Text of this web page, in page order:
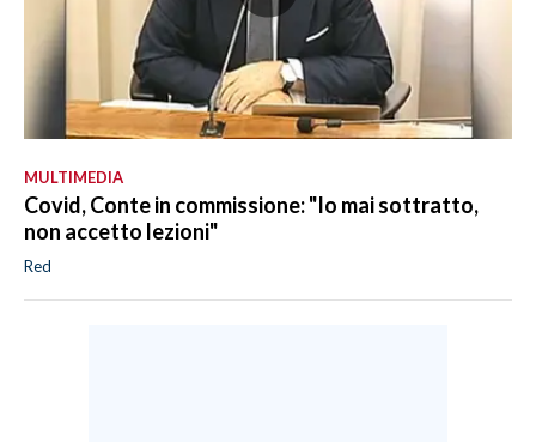
MULTIMEDIA
Covid, Conte in commissione: "Io mai sottratto,
non accetto lezioni"
Red